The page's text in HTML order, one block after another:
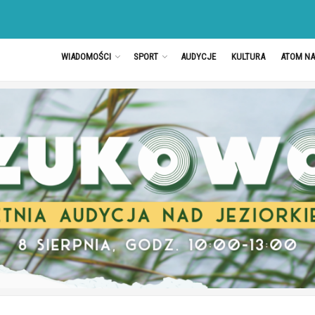
WIADOMOŚCI SPORT AUDYCJE KULTURA ATOM